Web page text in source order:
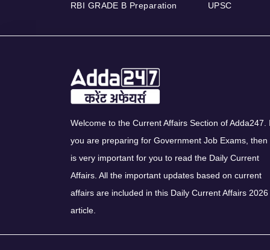
RBI GRADE B Preparation
UPSC
Welcome to the Current Affairs Section of Adda247.
you are preparing for Government Job Exams, then
is very important for you to read the Daily Current
Affairs. All the important updates based on current
affairs are included in this Daily Current Affairs 2026
article.